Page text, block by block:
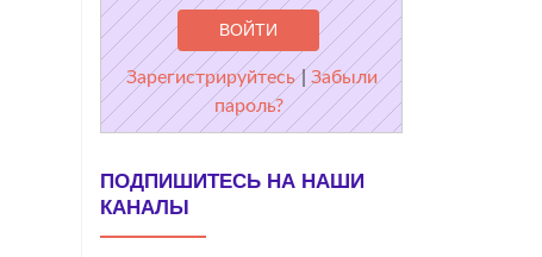
Зарегистрируйтесь | Забыли
пароль?
ПОДПИШИТЕСЬ НА НАШИ
КАНАЛЫ